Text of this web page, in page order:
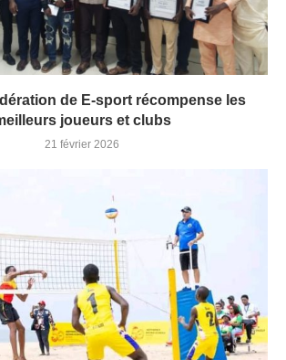
de E-sport récompense les
joueurs et clubs
21 février 2026